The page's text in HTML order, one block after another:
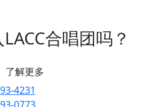
合唱团吗？
了解更多
4231